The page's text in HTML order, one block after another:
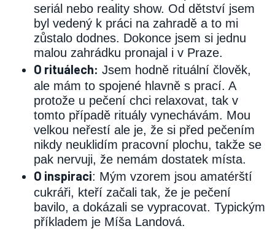
seriál nebo reality show. Od dětství jsem
byl vedený k práci na zahradě a to mi
zůstalo dodnes. Dokonce jsem si jednu
malou zahrádku pronajal i v Praze.
O rituálech: Jsem hodně rituální člověk,
ale mám to spojené hlavně s prací. A
protože u pečení chci relaxovat, tak v
tomto případě rituály vynechávám. Mou
velkou neřestí ale je, že si před pečením
nikdy neuklidím pracovní plochu, takže se
pak nervuji, že nemám dostatek místa.
O inspiraci: Mým vzorem jsou amatérští
cukráři, kteří začali tak, že je pečení
bavilo, a dokázali se vypracovat. Typickým
příkladem je Míša Landová.